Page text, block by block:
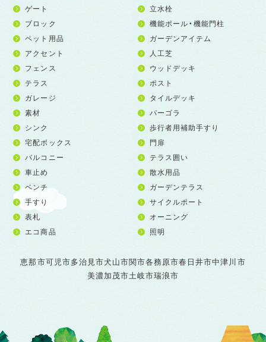
ゲート
立水栓
ブロック
機能ポール・機能門柱
ペット用品
ガーデンアイテム
アクセント
人工芝
フェンス
ウッドデッキ
テラス
ポスト
ガレージ
タイルデッキ
素材
パーゴラ
シンク
歩行者用補助手すり
宅配ボックス
門扉
バルコニー
テラス囲い
車止め
散水用品
ベンチ
ガーデンテラス
手すり
サイクルポート
表札
オーニング
エコ商品
照明
恵那市可児市多治見市犬山市関市各務原市春日井市中津川市
美濃加茂市土岐市瑞浪市